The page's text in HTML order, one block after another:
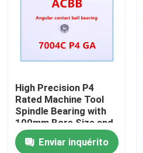
High Precision P4
Rated Machine Tool
Spindle Bearing with
100mm Bore Size and
1000RPM-60000RPM
SpeedEnviar inquérito